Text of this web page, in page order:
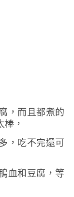
，而且都煮的
，
，吃不完還可
血和豆腐，等